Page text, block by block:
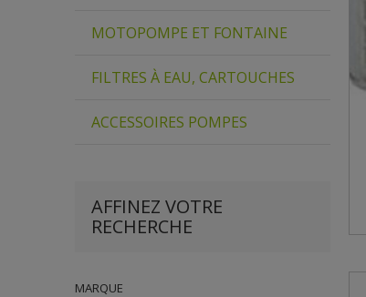
MOTOPOMPE ET FONTAINE
FILTRES À EAU, CARTOUCHES
ACCESSOIRES POMPES
AFFINEZ VOTRE
RECHERCHE
MARQUE